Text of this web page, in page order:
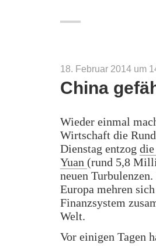
18. Februar 2014 um
China
Wieder einmal
Wirtschaft die
Dienstag entzog
Yuan (rund 5,8
neuen
Europa mehren
Finanzsystem
Welt.
Vor einigen Tagen